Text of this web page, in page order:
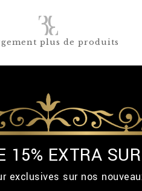
plus de produits
15% EXTRA
sur nos